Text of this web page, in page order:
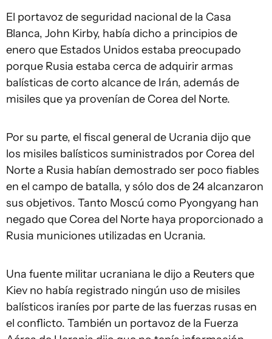
El portavoz de seguridad nacional de la Casa
Blanca, John Kirby, había dicho a principios de
enero que Estados Unidos estaba preocupado
porque Rusia estaba cerca de adquirir armas
balísticas de corto alcance de Irán, además de
misiles que ya provenían de Corea del Norte.
Por su parte, el fiscal general de Ucrania dijo que
los misiles balísticos suministrados por Corea del
Norte a Rusia habían demostrado ser poco fiables
en el campo de batalla, y sólo dos de 24 alcanzaron
sus objetivos. Tanto Moscú como Pyongyang han
negado que Corea del Norte haya proporcionado a
Rusia municiones utilizadas en Ucrania.
Una fuente militar ucraniana le dijo a Reuters que
Kiev no había registrado ningún uso de misiles
balísticos iraníes por parte de las fuerzas rusas en
el conflicto. También un portavoz de la Fuerza